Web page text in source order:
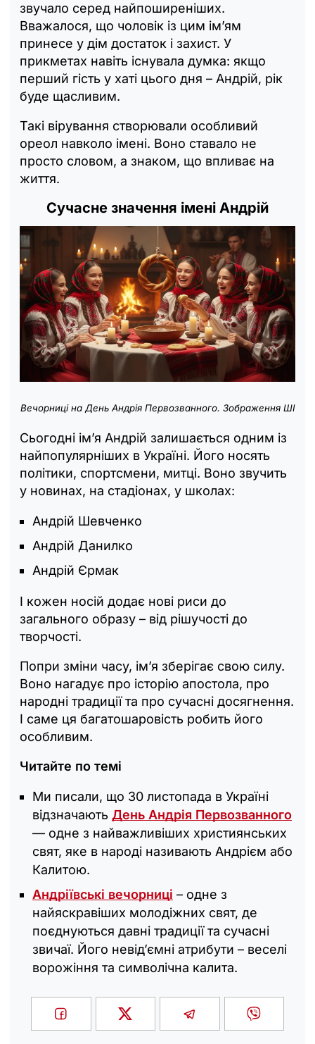
звучало серед найпоширеніших.
Вважалося, що чоловік із цим ім’ям
принесе у дім достаток і захист. У
прикметах навіть існувала думка: якщо
перший гість у хаті цього дня – Андрій, рік
буде щасливим.
Такі вірування створювали особливий
ореол навколо імені. Воно ставало не
просто словом, а знаком, що впливає на
життя.
Сучасне значення імені Андрій
Вечорниці на День Андрія Первозванного. Зображення ШІ
Сьогодні ім’я Андрій залишається одним із
найпопулярніших в Україні. Його носять
політики, спортсмени, митці. Воно звучить
у новинах, на стадіонах, у школах:
Андрій Шевченко
Андрій Данилко
Андрій Єрмак
І кожен носій додає нові риси до
загального образу – від рішучості до
творчості.
Попри зміни часу, ім’я зберігає свою силу.
Воно нагадує про історію апостола, про
народні традиції та про сучасні досягнення.
І саме ця багатошаровість робить його
особливим.
Читайте по темі
Ми писали, що 30 листопада в Україні
відзначають День Андрія Первозванного
— одне з найважливіших християнських
свят, яке в народі називають Андрієм або
Калитою.
Андріївські вечорниці – одне з
найяскравіших молодіжних свят, де
поєднуються давні традиції та сучасні
звичаї. Його невід’ємні атрибути – веселі
ворожіння та символічна калита.